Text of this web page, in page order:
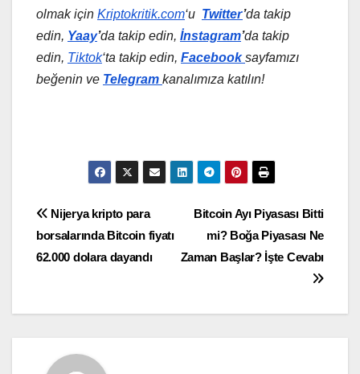
olmak için Kriptokritik.com‘u Twitter’da takip
edin, Yaay’da takip edin, İnstagram’da takip
edin, Tiktok‘ta takip edin, Facebook sayfamızı
beğenin ve Telegram kanalımıza katılın!
Yazı
gezinmesi
Bitcoin Ayı Piyasası Bitti
mi? Boğa Piyasası Ne
Zaman Başlar? İşte Cevabı
Nijerya kripto para
borsalarında Bitcoin fiyatı
62.000 dolara dayandı